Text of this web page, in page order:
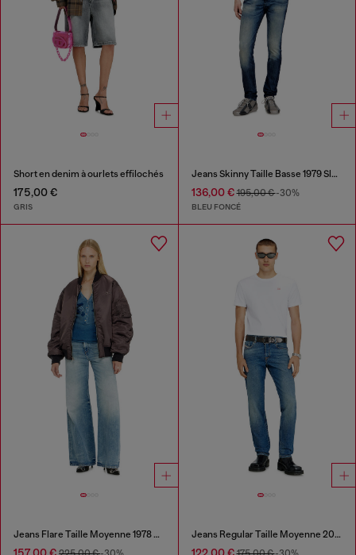
Short en denim à ourlets effilochés
175,00 €
GRIS
Jeans Skinny Taille Basse 1979 Sleenker
136,00 €195,00 €-30%
BLEU FONCÉ
Jeans Flare Taille Moyenne 1978 D-Akemi
157,00 €
Jeans Regular Taille Moyenne 2023 D-Finitive
122,00 €